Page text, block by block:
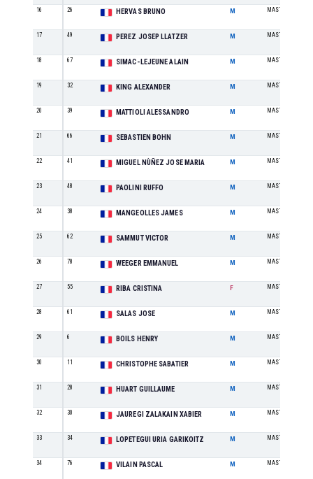
16 26 HERVAS BRUNO M MASTER 40-49
17 49 PEREZ JOSEP LLATZER M MASTER 40-49
18 67 SIMAC-LEJEUNE ALAIN M MASTER 30-39
19 32 KING ALEXANDER M MASTER 30-39
20 39 MATTIOLI ALESSANDRO M MASTER 50-59
21 66 SEBASTIEN BOHN M MASTER 30-39
22 41 MIGUEL NÙÑEZ JOSE MARIA M MASTER 40-49
23 48 PAOLINI RUFFO M MASTER 50-59
24 38 MANGEOLLES JAMES M MASTER 30-39
25 62 SAMMUT VICTOR M MASTER 60+
26 78 WEEGER EMMANUEL M MASTER 50-59
27 55 RIBA CRISTINA F MASTER 40-49
28 61 SALAS JOSE M MASTER 60+
29 6 BOILS HENRY M MASTER 50-59
30 11 CHRISTOPHE SABATIER M MASTER 40-49
31 28 HUART GUILLAUME M MASTER 40-49
32 30 JAUREGI ZALAKAIN XABIER M MASTER 50-59
33 34 LOPETEGUI URIA GARIKOITZ M MASTER 30-39
34 76 VILAIN PASCAL M MASTER 40-49